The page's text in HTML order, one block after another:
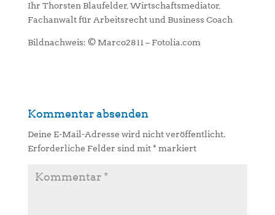
Ihr Thorsten Blaufelder, Wirtschaftsmediator,
Fachanwalt für Arbeitsrecht und Business Coach
Bildnachweis: © Marco2811 – Fotolia.com
Kommentar absenden
Deine E-Mail-Adresse wird nicht veröffentlicht.
Erforderliche Felder sind mit* markiert